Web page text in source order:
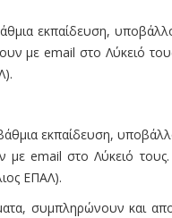
εκπαίδευση,
με email στο Λύκειό
εκπαίδευση,
με email στο Λύκειό
ΕΠΑΛ).
συμπληρώνουν και